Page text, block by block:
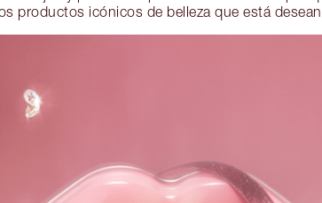
productos icónicos de belleza que está